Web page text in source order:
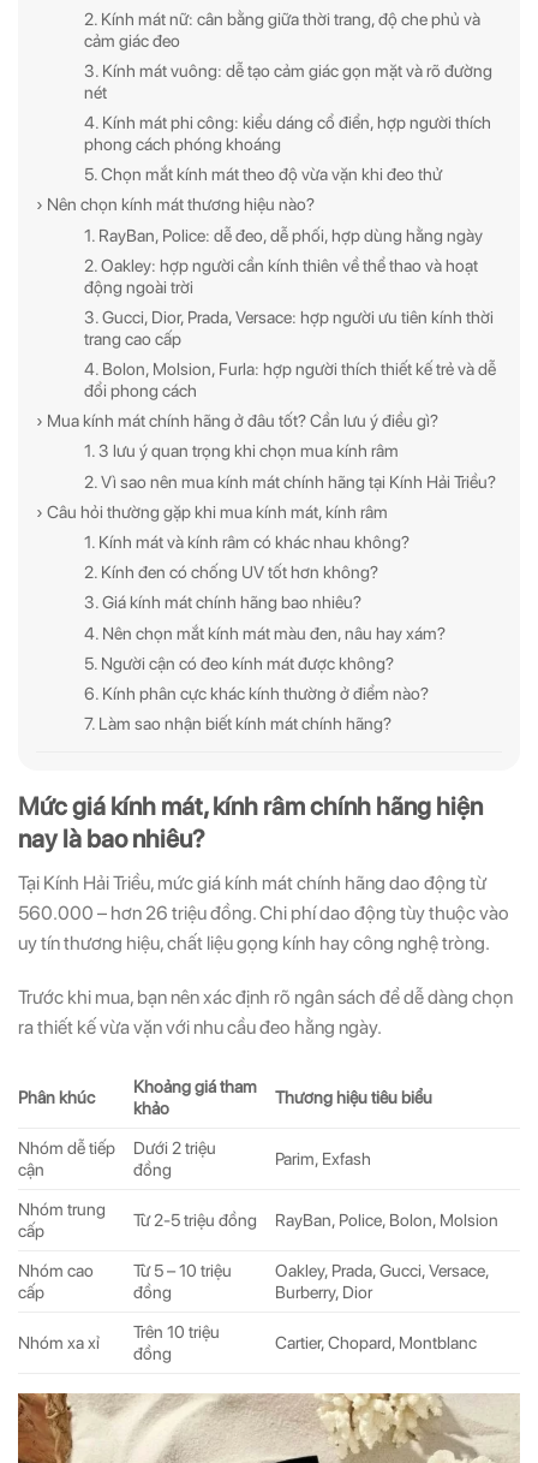
2. Kính mát nữ: cân bằng giữa thời trang, độ che phủ và
cảm giác đeo
3. Kính mát vuông: dễ tạo cảm giác gọn mặt và rõ đường
nét
4. Kính mát phi công: kiểu dáng cổ điển, hợp người thích
phong cách phóng khoáng
5. Chọn mắt kính mát theo độ vừa vặn khi đeo thử
› Nên chọn kính mát thương hiệu nào?
1. RayBan, Police: dễ đeo, dễ phối, hợp dùng hằng ngày
2. Oakley: hợp người cần kính thiên về thể thao và hoạt
động ngoài trời
3. Gucci, Dior, Prada, Versace: hợp người ưu tiên kính thời
trang cao cấp
4. Bolon, Molsion, Furla: hợp người thích thiết kế trẻ và dễ
đổi phong cách
› Mua kính mát chính hãng ở đâu tốt? Cần lưu ý điều gì?
1. 3 lưu ý quan trọng khi chọn mua kính râm
2. Vì sao nên mua kính mát chính hãng tại Kính Hải Triều?
› Câu hỏi thường gặp khi mua kính mát, kính râm
1. Kính mát và kính râm có khác nhau không?
2. Kính đen có chống UV tốt hơn không?
3. Giá kính mát chính hãng bao nhiêu?
4. Nên chọn mắt kính mát màu đen, nâu hay xám?
5. Người cận có đeo kính mát được không?
6. Kính phân cực khác kính thường ở điểm nào?
7. Làm sao nhận biết kính mát chính hãng?
Mức giá kính mát, kính râm chính hãng hiện
nay là bao nhiêu?
Tại Kính Hải Triều, mức giá kính mát chính hãng dao động từ
560.000 – hơn 26 triệu đồng. Chi phí dao động tùy thuộc vào
uy tín thương hiệu, chất liệu gọng kính hay công nghệ tròng.
Trước khi mua, bạn nên xác định rõ ngân sách để dễ dàng chọn
ra thiết kế vừa vặn với nhu cầu đeo hằng ngày.
Phân khúc
Khoảng giá tham
khảo
Thương hiệu tiêu biểu
Nhóm dễ tiếp
cận
Dưới 2 triệu
đồng
Parim, Exfash
Nhóm trung
cấp
Từ 2-5 triệu đồng RayBan, Police, Bolon, Molsion
Nhóm cao
cấp
Từ 5 – 10 triệu
đồng
Oakley, Prada, Gucci, Versace,
Burberry, Dior
Nhóm xa xỉ
Trên 10 triệu
đồng
Cartier, Chopard, Montblanc